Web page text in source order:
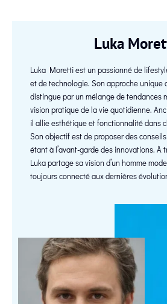
Luka
Luka Moretti est un passionné de
et de technologie. Son approche unique
distingue par un mélange de tendances
vision pratique de la vie quotidienne.
il allie esthétique et fonctionnalité dans
Son objectif est de proposer des
étant à l’avant-garde des innovations. À
Luka partage sa vision d’un homme
toujours connecté aux dernières